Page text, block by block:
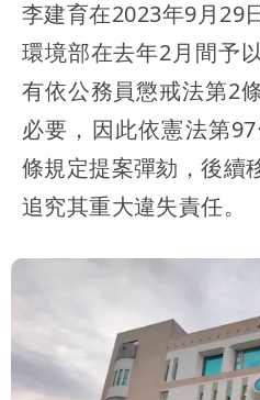
李建育在2023年9月29
環境部在去年2月間予
有依公務員懲戒法第2
必要，因此依憲法第
條規定提案彈劾，後續
追究其重大違失責任。